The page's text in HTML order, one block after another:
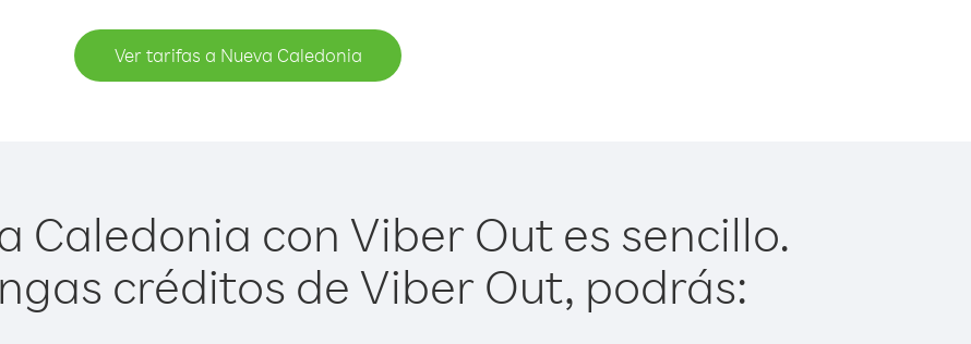
Ver tarifas a Nueva Caledonia
Caledonia con Viber Out es sencillo.
créditos de Viber Out, podrás: